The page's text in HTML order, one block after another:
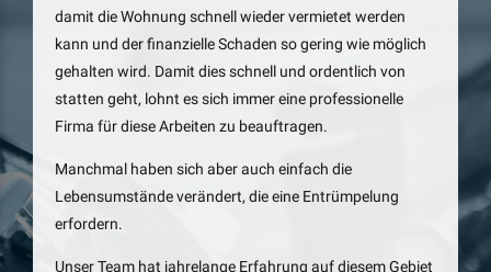
damit die Wohnung schnell wieder vermietet werden
kann und der finanzielle Schaden so gering wie möglich
gehalten wird. Damit dies schnell und ordentlich von
statten geht, lohnt es sich immer eine professionelle
Firma für diese Arbeiten zu beauftragen.
Manchmal haben sich aber auch einfach die
Lebensumstände verändert, die eine Entrümpelung
erfordern.
Unser Team hat jahrelange Erfahrung auf diesem Gebiet